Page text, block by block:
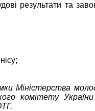
результати та
Міністерства
комітету